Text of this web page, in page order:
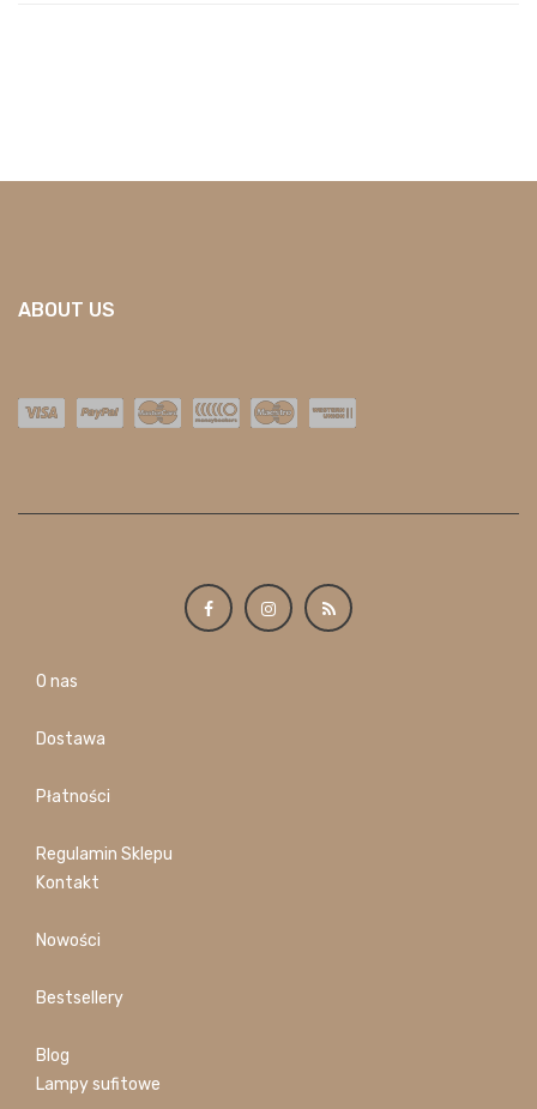
ABOUT US
O nas
Dostawa
Płatności
Regulamin Sklepu
Kontakt
Nowości
Bestsellery
Blog
Lampy sufitowe